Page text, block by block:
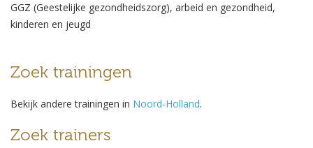
GGZ (Geestelijke gezondheidszorg), arbeid en gezondheid,
kinderen en jeugd
Zoek trainingen
Bekijk andere trainingen in Noord-Holland.
Zoek trainers